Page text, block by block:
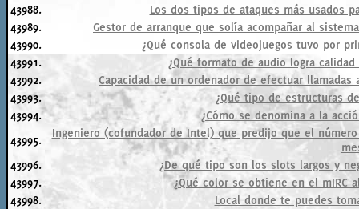
43988.
Los dos tipos de ataques más usados
43989.
Gestor de arranque que solía acompañar al
43990.
¿Qué consola de videojuegos tuvo por
43991.
¿Qué formato de audio logra
43992.
Capacidad de un ordenador de efectuar
43993.
¿Qué tipo de estructuras
43994.
¿Cómo se denomina a la
43995.
Ingeniero (cofundador de Intel) que predijo que el
43996.
¿De qué tipo son los slots largos y
43997.
¿Qué color se obtiene en el mIRC
43998.
Local donde te puedes